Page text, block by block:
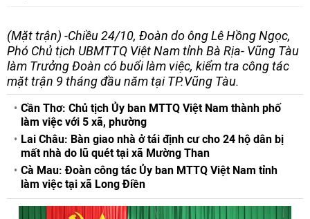
(Mặt trận) -Chiều 24/10, Đoàn do ông Lê Hồng Ngọc,
Phó Chủ tịch UBMTTQ Việt Nam tỉnh Bà Rịa- Vũng Tàu
làm Trưởng Đoàn có buổi làm việc, kiểm tra công tác
mặt trận 9 tháng đầu năm tại TP.Vũng Tàu.
Cần Thơ: Chủ tịch Ủy ban MTTQ Việt Nam thành phố
làm việc với 5 xã, phường
Lai Châu: Bàn giao nhà ở tái định cư cho 24 hộ dân bị
mất nhà do lũ quét tại xã Mường Than
Cà Mau: Đoàn công tác Ủy ban MTTQ Việt Nam tỉnh
làm việc tại xã Long Điền